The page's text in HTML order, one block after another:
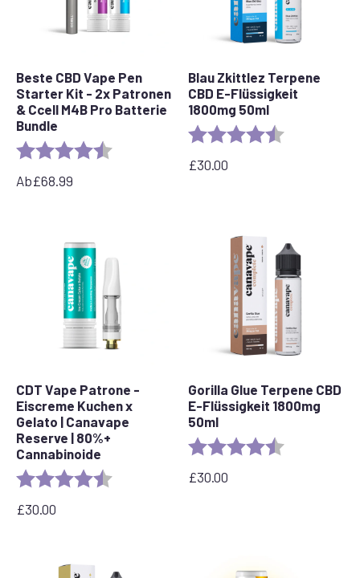
Beste CBD Vape Pen
Starter Kit - 2x Patronen
& Ccell M4B Pro Batterie
Bundle
Bewertung: 4,7 von 5 Sternen
Ab£68.99
Blau Zkittlez Terpene
CBD E-Flüssigkeit
1800mg 50ml
Bewertung:
£30.00
CDT Vape Patrone -
Eiscreme Kuchen x
Gelato | Canavape
Reserve | 80%+
Cannabinoide
Bewertung: 4,6 von 5 Sternen
£30.00
Gorilla Glue Terpene CBD
E-Flüssigkeit 1800mg
50ml
Bewertung:
£30.00